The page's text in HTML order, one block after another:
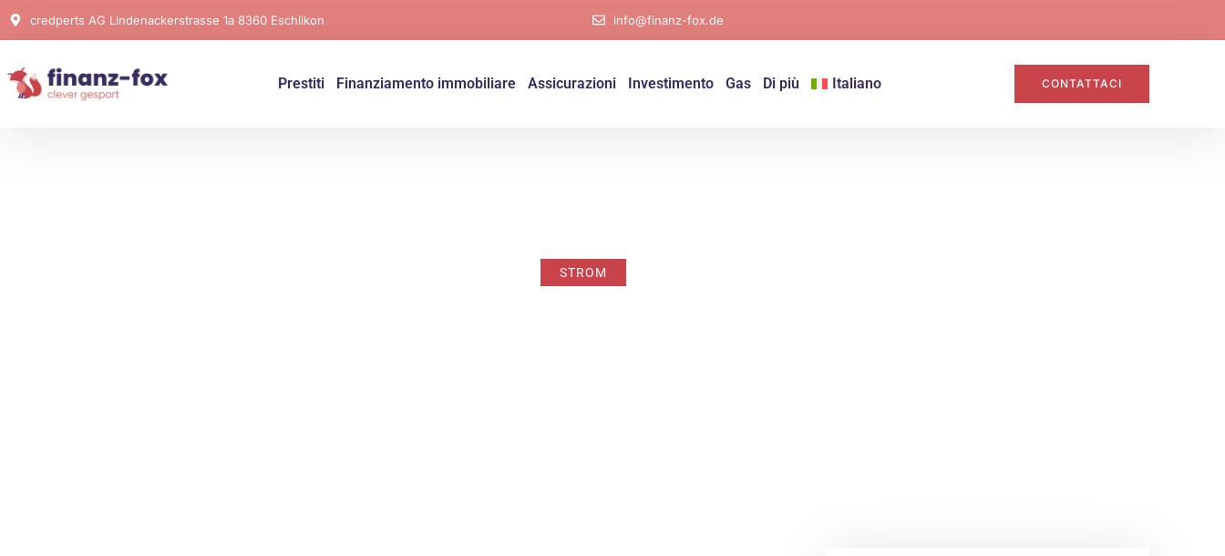
credperts AG Lindenackerstrasse 1a 8360 Eschlikon info@finanz-fox.de
Prestiti Finanziamento immobiliare Assicurazioni Investimento Gas Di più Italiano CONTATTACI
STROM